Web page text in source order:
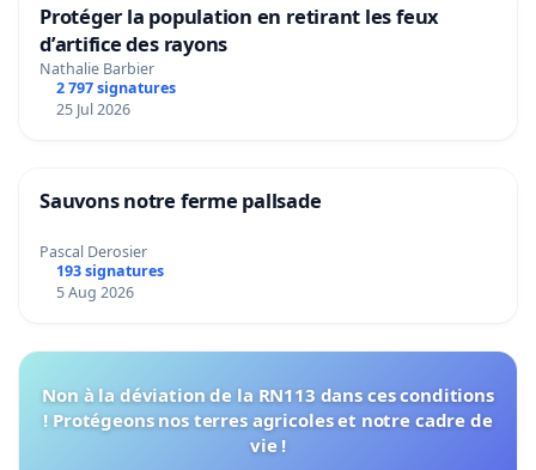
Protéger la population en retirant les feux
d’artifice des rayons
Nathalie Barbier
2 797 signatures
25 Jul 2026
Sauvons notre ferme pallsade
Pascal Derosier
193 signatures
5 Aug 2026
Non à la déviation de la RN113 dans ces conditions
! Protégeons nos terres agricoles et notre cadre de
vie !